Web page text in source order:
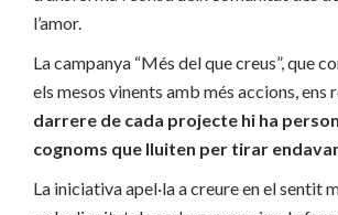
l’amor.
La campanya “Més del que creus”, que
els mesos vinents amb més accions, ens
darrere de cada projecte hi ha
cognoms que lluiten per tirar
La iniciativa apel·la a creure en el sentit